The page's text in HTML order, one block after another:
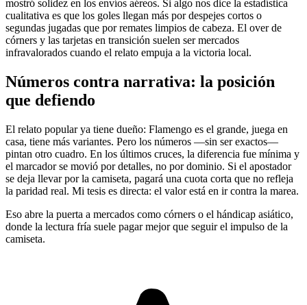
mostró solidez en los envíos aéreos. Si algo nos dice la estadística
cualitativa es que los goles llegan más por despejes cortos o
segundas jugadas que por remates limpios de cabeza. El over de
córners y las tarjetas en transición suelen ser mercados
infravalorados cuando el relato empuja a la victoria local.
Números contra narrativa: la posición
que defiendo
El relato popular ya tiene dueño: Flamengo es el grande, juega en
casa, tiene más variantes. Pero los números —sin ser exactos—
pintan otro cuadro. En los últimos cruces, la diferencia fue mínima y
el marcador se movió por detalles, no por dominio. Si el apostador
se deja llevar por la camiseta, pagará una cuota corta que no refleja
la paridad real. Mi tesis es directa: el valor está en ir contra la marea.
Eso abre la puerta a mercados como córners o el hándicap asiático,
donde la lectura fría suele pagar mejor que seguir el impulso de la
camiseta.